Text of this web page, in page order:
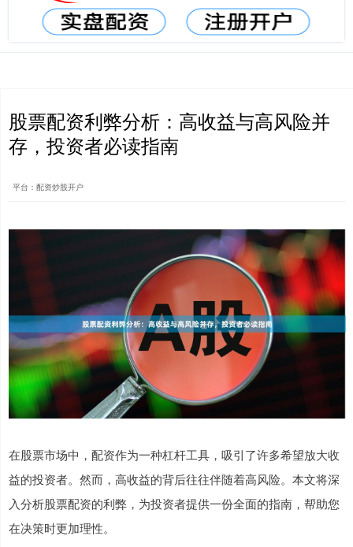
股票配资利弊分析：高收益与高风险并
存，投资者必读指南
平台：配资炒股开户
在股票市场中，配资作为一种杠杆工具，吸引了许多希望放大收
益的投资者。然而，高收益的背后往往伴随着高风险。本文将深
入分析股票配资的利弊，为投资者提供一份全面的指南，帮助您
在决策时更加理性。